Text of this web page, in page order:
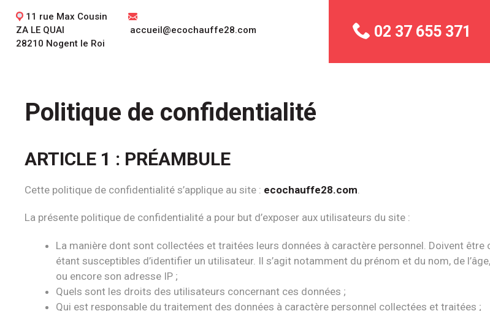
11 rue Max Cousin
ZA LE QUAI
28210 Nogent le Roi
accueil@ecochauffe28.com 02 37 655 371
Politique de confidentialité
ARTICLE 1 : PRÉAMBULE
Cette politique de confidentialité s’applique au site : ecochauffe28.com.
La présente politique de confidentialité a pour but d’exposer aux utilisateurs du site :
La manière dont sont collectées et traitées leurs données à caractère personnel. Doivent
étant susceptibles d’identifier un utilisateur. Il s’agit notamment du prénom et du nom, de
ou encore son adresse IP ;
Quels sont les droits des utilisateurs concernant ces données ;
Qui est responsable du traitement des données à caractère personnel collectées et traitées ;